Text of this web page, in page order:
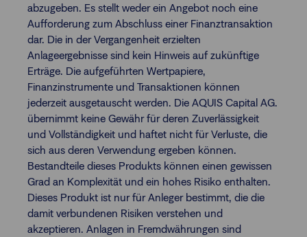
abzugeben. Es stellt weder ein Angebot noch eine
Aufforderung zum Abschluss einer Finanztransaktion
dar. Die in der Vergangenheit erzielten
Anlageergebnisse sind kein Hinweis auf zukünftige
Erträge. Die aufgeführten Wertpapiere,
Finanzinstrumente und Transaktionen können
jederzeit ausgetauscht werden. Die AQUIS Capital AG.
übernimmt keine Gewähr für deren Zuverlässigkeit
und Vollständigkeit und haftet nicht für Verluste, die
sich aus deren Verwendung ergeben können.
Bestandteile dieses Produkts können einen gewissen
Grad an Komplexität und ein hohes Risiko enthalten.
Dieses Produkt ist nur für Anleger bestimmt, die die
damit verbundenen Risiken verstehen und
akzeptieren. Anlagen in Fremdwährungen sind